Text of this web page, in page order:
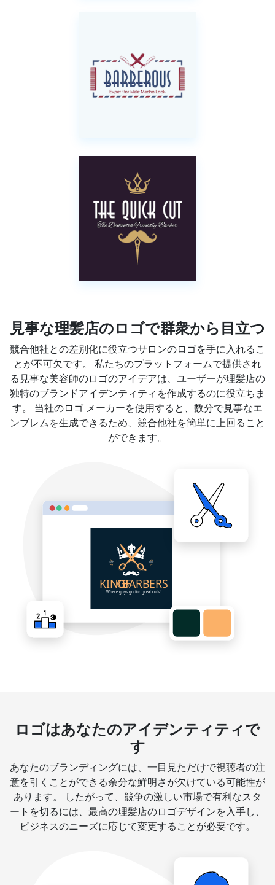
見事な理髪店のロゴで群衆から目立つ
競合他社との差別化に役立つサロンのロゴを手に入れるこ
とが不可欠です。 私たちのプラットフォームで提供され
る見事な美容師のロゴのアイデアは、ユーザーが理髪店の
独特のブランドアイデンティティを作成するのに役立ちま
す。 当社のロゴ メーカーを使用すると、数分で見事なエ
ンブレムを生成できるため、競合他社を簡単に上回ること
ができます。
ロゴはあなたのアイデンティティで
す
あなたのブランディングには、一目見ただけで視聴者の注
意を引くことができる余分な鮮明さが欠けている可能性が
あります。 したがって、競争の激しい市場で有利なスタ
ートを切るには、最高の理髪店のロゴデザインを入手し、
ビジネスのニーズに応じて変更することが必要です。